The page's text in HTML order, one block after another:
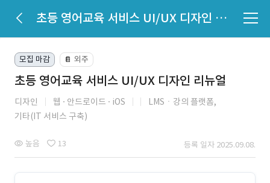
초등 영어교육 서비스 UI/UX 디자인 리뉴얼
모집 마감 📔 외주
초등 영어교육 서비스 UI/UX 디자인 리뉴얼
디자인 웹 안드로이드 iOS
LMSㆍ강의 플랫폼,
기타(IT 서비스 구축)
높음 13 등록 일자 2025.09.08.